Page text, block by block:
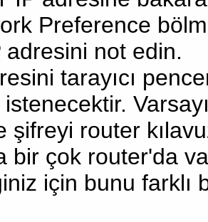
Preference
adresini not edin.
tarayıcı
istenecektir.
şifreyi router
bir çok router'da
için bunu farklı